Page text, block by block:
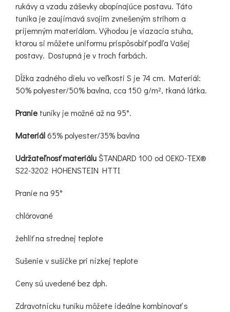
rukávy a vzadu záševky obopínajúce postavu. Táto
tunika je zaujímavá svojim zvnešeným strihom a
príjemným materiálom. Výhodou je viazacia stuha,
ktorou si môžete uniformu prispôsobiť podľa Vašej
postavy. Dostupná je v troch farbách.
Dĺžka zadného dielu vo veľkosti S je 74 cm. Materiál:
50% polyester/50% bavlna, cca 150 g/m², tkaná látka.
Pranie tuniky je možné až na 95°.
Materiál65% polyester/35% bavlna
Udržateľnosť materiálu ŠTANDARD 100 od OEKO-TEX®
S22-3202 HOHENSTEIN HTTI
Pranie na 95°
chlórované
žehliť na strednej teplote
Sušenie v sušičke pri nízkej teplote
Ceny sú uvedené bez dph.
Zdravotnícku tuniku môžete ideálne kombinovať s